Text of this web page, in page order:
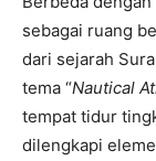
sebagai ruang
dari sejarah
tema “Nautical
tempat tidur
dilengkapi